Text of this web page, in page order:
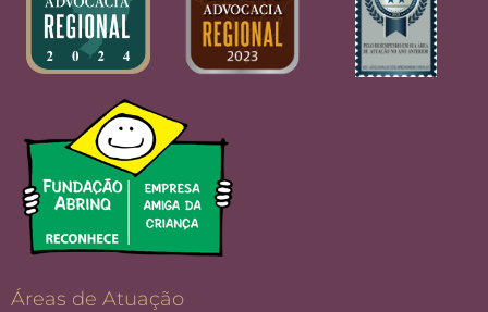
Áreas de Atuação